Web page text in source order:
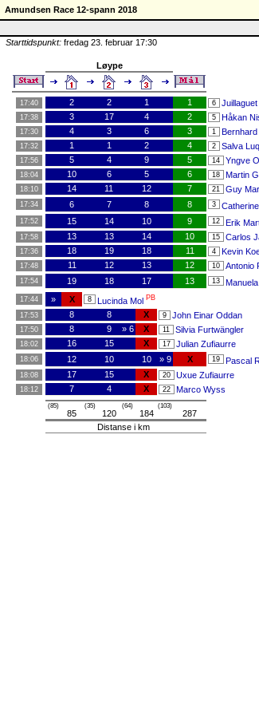
Amundsen Race 12-spann 2018
Starttidspunkt: fredag 23. februar 17:30
Løype
17:40 2 2 1 1 6
17:38 3 17 4 2 5 Håkan
17:30 4 3 6 3 1
17:32 1 1 2 4 2 Salva
17:56 5 4 9 5 14 Yngve
18:04 10 6 5 6 18 Martin
18:10 14 11 12 7 21 Guy
17:34 6 7 8 8 3
17:52 15 14 10 9 12 Erik
17:58 13 13 14 10 15 Carlos
17:36 18 19 18 11 4 Kevin
17:48 11 12 13 12 10 Antonio
17:54 19 18 17 13 13
17:44 » X 8 Lucinda Mol PB
17:53 8 8 X 9 John Einar Oddan
17:50 8 9 » 6 X 11 Silvia Furtwängler
18:02 16 15 X 17 Julian Zufiaurre
18:06 12 10 10 » 9 X 19 Pascal
18:08 17 15 X 20 Uxue Zufiaurre
18:12 7 4 X 22 Marco Wyss
(85)
85
(35)
120
(64)
184
(103)
287
Distanse i km